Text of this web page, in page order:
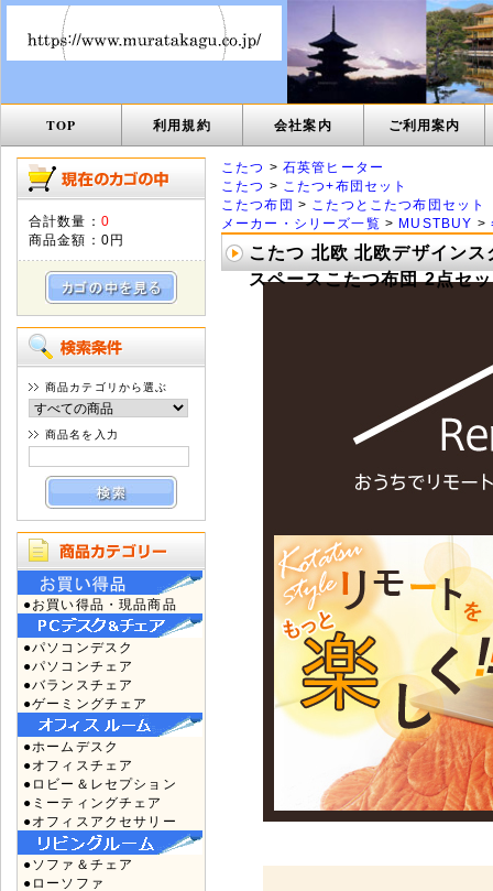
TOP 利用規約 会社案内 ご利用案内
合計数量： 0
商品金額： 0円
商品カテゴリから選ぶ
商品名を入力
●お買い得品・現品商品
●パソコンデスク
●パソコンチェア
●バランスチェア
●ゲーミングチェア
●ホームデスク
●オフィスチェア
●ロビー＆レセプション
●ミーティングチェア
●オフィスアクセサリー
●ソファ＆チェア
●ローソファ
こたつ > 石英管ヒーター
こたつ >
こたつ+布団セット
こたつ布団 >
こたつとこたつ布団セット
メーカー・シリーズ一覧 > MUSTBUY >
こたつ 北欧 北欧デザイン
スペースこたつ布団 2点セ